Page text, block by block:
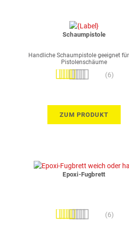
Schaumpistole
Handliche Schaumpistole geeignet
Pistolenschäume
Bewertung:
(6)
ZUM PRODUKT
Epoxi-Fugbrett
Bewertung: (6)